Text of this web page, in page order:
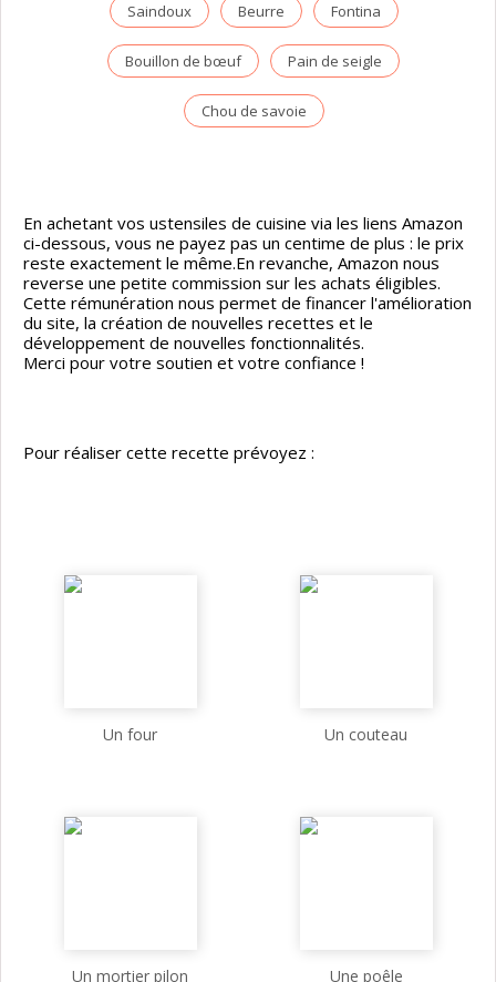
Saindoux Beurre Fontina
Bouillon de bœuf Pain de seigle
Chou de savoie
En achetant vos ustensiles de cuisine via les liens Amazon
ci-dessous, vous ne payez pas un centime de plus : le prix
reste exactement le même.En revanche, Amazon nous
reverse une petite commission sur les achats éligibles.
Cette rémunération nous permet de financer l'amélioration
du site, la création de nouvelles recettes et le
développement de nouvelles fonctionnalités.
Merci pour votre soutien et votre confiance !
Pour réaliser cette recette prévoyez :
Un four Un couteau
Un mortier pilon Une poêle